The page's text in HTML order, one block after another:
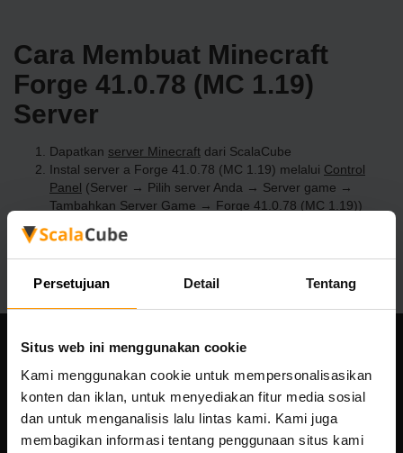
Persetujuan Detail Tentang
Situs web ini menggunakan cookie
Kami menggunakan cookie untuk mempersonalisasikan
konten dan iklan, untuk menyediakan fitur media sosial
dan untuk menganalisis lalu lintas kami. Kami juga
membagikan informasi tentang penggunaan situs kami
Cara Membuat Minecraft
Forge 41.0.78 (MC 1.19)
Server
Dapatkan server Minecraft dari ScalaCube
Instal server a Forge 41.0.78 (MC 1.19) melalui Control
Panel (Server → Pilih server Anda → Server game →
Tambahkan Server Game → Forge 41.0.78 (MC 1.19))
Selamat bermain di server!
Perusahaan kami
Scalable Hosting Solutions OÜ